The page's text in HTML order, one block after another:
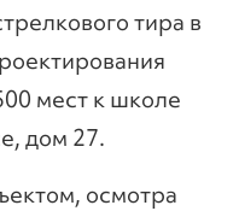
тира в
мест к школе
дом 27.
осмотра